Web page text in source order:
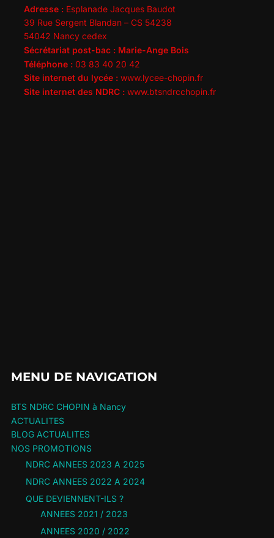
Adresse :Esplanade Jacques Baudot
39 Rue Sergent Blandan – CS 54238
54042 Nancy cedex
Sécrétariat post-bac : Marie-Ange Bois
Téléphone :03 83 40 20 42
Site internet du lycée :www.lycee-chopin.fr
Site internet des NDRC :www.btsndrcchopin.fr
MENU DE NAVIGATION
BTS NDRC CHOPIN à Nancy
ACTUALITES
BLOG ACTUALITES
NOS PROMOTIONS
NDRC ANNEES 2023 A 2025
NDRC ANNEES 2022 A 2024
QUE DEVIENNENT-ILS ?
ANNEES 2021 / 2023
ANNEES 2020 / 2022